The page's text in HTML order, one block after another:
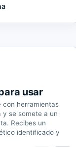
usar
con herramientas
y se somete a un
Recibes un
identificado y